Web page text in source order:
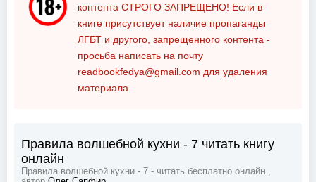
контента СТРОГО ЗАПРЕЩЕНО! Если в
книге присутствует наличие пропаганды
ЛГБТ и другого, запрещенного контента -
просьба написать на почту
readbookfedya@gmail.com для удаления
материала
Правила волшебной кухни - 7 читать книгу
онлайн
Правила волшебной кухни - 7 - читать бесплатно онлайн ,